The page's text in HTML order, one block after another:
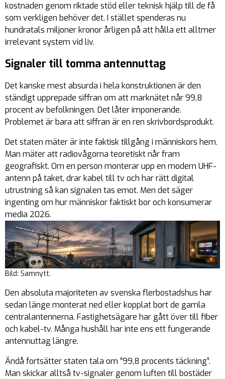
kostnaden genom riktade stöd eller teknisk hjälp till de få
som verkligen behöver det. I stället spenderas nu
hundratals miljoner kronor årligen på att hålla ett alltmer
irrelevant system vid liv.
Signaler till tomma antennuttag
Det kanske mest absurda i hela konstruktionen är den
ständigt upprepade siffran om att marknätet når 99,8
procent av befolkningen. Det låter imponerande.
Problemet är bara att siffran är en ren skrivbordsprodukt.
Det staten mäter är inte faktisk tillgång i människors hem.
Man mäter att radiovågorna teoretiskt når fram
geografiskt. Om en person monterar upp en modern UHF-
antenn på taket, drar kabel till tv och har rätt digital
utrustning så kan signalen tas emot. Men det säger
ingenting om hur människor faktiskt bor och konsumerar
media 2026.
Bild: Samnytt.
Den absoluta majoriteten av svenska flerbostadshus har
sedan länge monterat ned eller kopplat bort de gamla
centralantennerna. Fastighetsägare har gått över till fiber
och kabel-tv. Många hushåll har inte ens ett fungerande
antennuttag längre.
Ändå fortsätter staten tala om ”99,8 procents täckning”.
Man skickar alltså tv-signaler genom luften till bostäder